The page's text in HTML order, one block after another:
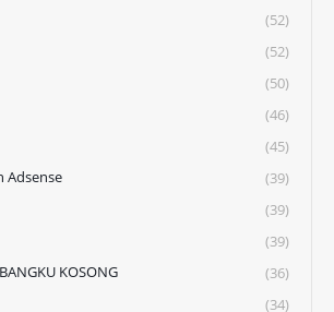
(52)
(52)
(50)
(46)
(45)
Adsense
(39)
(39)
(39)
KOSONG
(36)
(34)